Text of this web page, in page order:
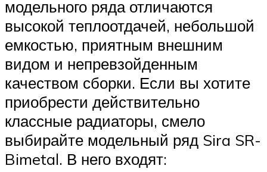
модельного ряда отличаются
высокой теплоотдачей, небольшой
емкостью, приятным внешним
видом и непревзойденным
качеством сборки. Если вы хотите
приобрести действительно
классные радиаторы, смело
выбирайте модельный ряд Sira SR-
Bimetal. В него входят: